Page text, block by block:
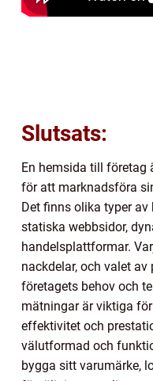
Slutsats:
En hemsida till företag
för att marknadsföra
Det finns olika typer
statiska webbsidor,
handelsplattformar.
nackdelar, och valet
företagets behov och
mätningar är viktiga
effektivitet och
välutformad och
bygga sitt varumärke,